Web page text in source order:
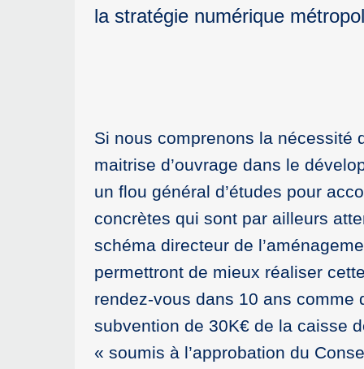
la stratégie numérique
Si nous comprenons la nécessité
maitrise d’ouvrage dans le
un flou général d’études pour
concrètes qui sont par ailleurs
schéma directeur de
permettront de mieux réaliser
rendez-vous dans 10 ans comme
subvention de 30K€ de la caisse
« soumis à l’approbation du